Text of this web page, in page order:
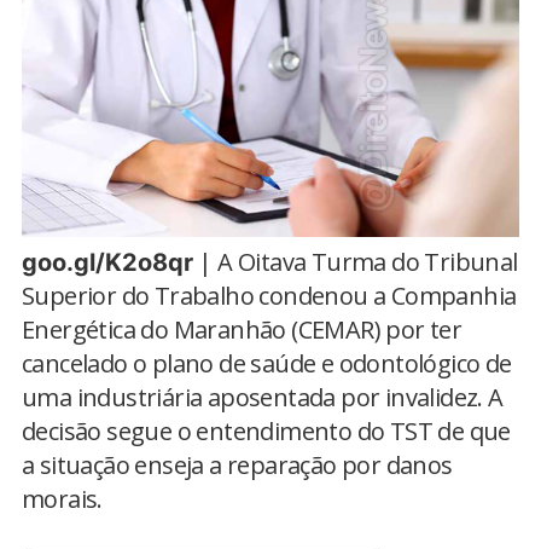
goo.gl/K2o8qr | A Oitava Turma do Tribunal
Superior do Trabalho condenou a Companhia
Energética do Maranhão (CEMAR) por ter
cancelado o plano de saúde e odontológico de
uma industriária aposentada por invalidez. A
decisão segue o entendimento do TST de que
a situação enseja a reparação por danos
morais.